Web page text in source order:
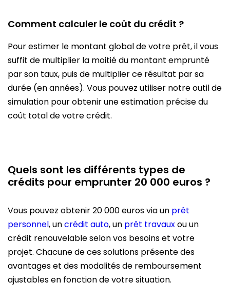
Comment calculer le coût du crédit ?
Pour estimer le montant global de votre prêt, il vous
suffit de multiplier la moitié du montant emprunté
par son taux, puis de multiplier ce résultat par sa
durée (en années). Vous pouvez utiliser notre outil de
simulation pour obtenir une estimation précise du
coût total de votre crédit.
Quels sont les différents types de
crédits pour emprunter 20 000 euros ?
Vous pouvez obtenir 20 000 euros via un prêt
personnel, uncrédit auto, un prêt travauxou un
crédit renouvelable selon vos besoins et votre
projet. Chacune de ces solutions présente des
avantages et des modalités de remboursement
ajustables en fonction de votre situation.